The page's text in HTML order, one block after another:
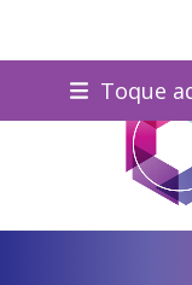
content
Toque